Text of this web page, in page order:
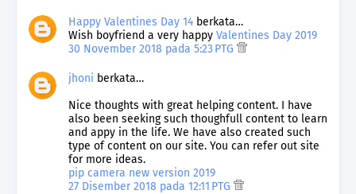
Happy Valentines Day 14 berkata…
Wish boyfriend a very happy Valentines Day 2019
30 November 2018 pada 5:23 PTG
jhoni berkata…
Nice thoughts with great helping content. I have
also been seeking such thoughfull content to learn
and appy in the life. We have also created such
type of content on our site. You can refer out site
for more ideas.
pip camera new version 2019
27 Disember 2018 pada 12:11 PTG